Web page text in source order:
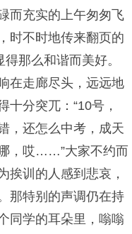
而充实的上午匆匆飞
时不时地传来翻页的
那么和谐而美好。
在走廊尽头，远远地
分突兀：“10号，
，还怎么中考，成天
，哎……”大家不约而
挨训的人感到悲哀，
那特别的声调仍在持
同学的耳朵里，嗡嗡